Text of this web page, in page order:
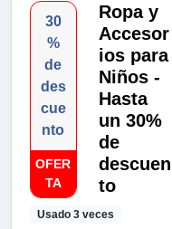
30
%
de
des
cue
nto
OFER
TA
Usado 3 veces
Ropa y
Accesor
ios para
Niños -
Hasta
un 30%
de
descuen
to